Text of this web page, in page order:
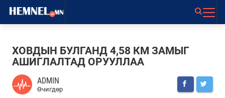
ХОВДЫН БУЛГАНД 4,58 КМ ЗАМЫГ
АШИГЛАЛТАД ОРУУЛЛАА
ADMIN
Өчигдөр